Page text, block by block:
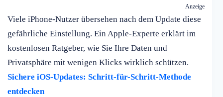
Anzeige
Viele iPhone-Nutzer übersehen nach dem Update diese
gefährliche Einstellung. Ein Apple-Experte erklärt im
kostenlosen Ratgeber, wie Sie Ihre Daten und
Privatsphäre mit wenigen Klicks wirklich schützen.
Sichere iOS-Updates: Schritt-für-Schritt-Methode
entdecken